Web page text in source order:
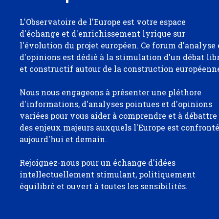
L'Observatoire de l'Europe est votre espace
d'échange et d'enrichissement lyrique sur
l'évolution du projet européen. Ce forum d'analyse
d'opinions est dédié à la stimulation d'un débat
et constructif autour de la construction
Nous nous engageons à présenter une pléthore
d'informations, d'analyses pointues et d'opinions
variées pour vous aider à comprendre et à débattre
des enjeux majeurs auxquels l'Europe est
aujourd'hui et demain.
Rejoignez-nous pour un échange d'idées
intellectuellement stimulant, politiquement
équilibré et ouvert à toutes les sensibilités.